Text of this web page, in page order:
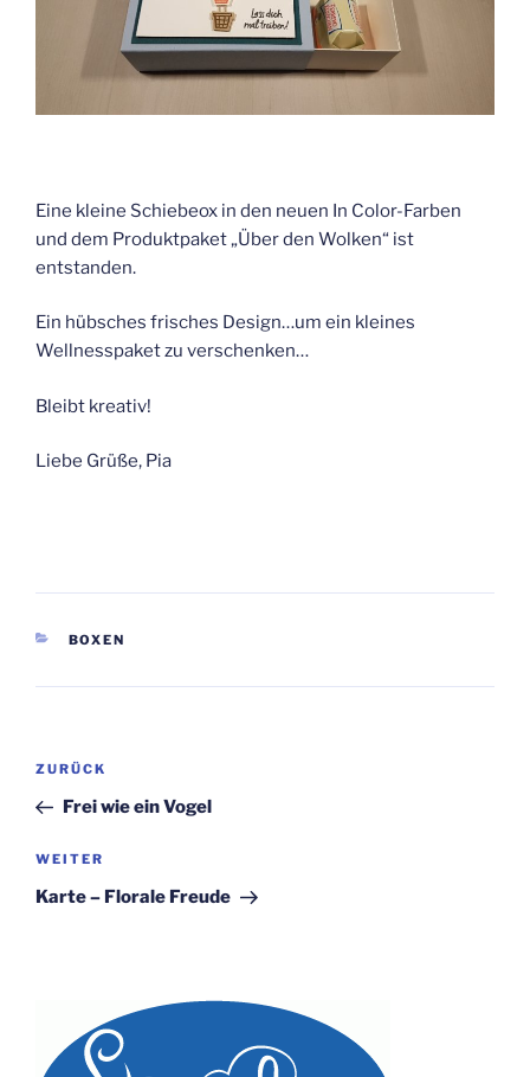
Eine kleine Schiebeox in den neuen In Color-Farben
und dem Produktpaket „Über den Wolken“ ist
entstanden.
Ein hübsches frisches Design…um ein kleines
Wellnesspaket zu verschenken…
Bleibt kreativ!
Liebe Grüße, Pia
KATEGORIEN
BOXEN
Beitragsnavigation
Vorheriger
Beitrag
ZURÜCK
Frei wie ein Vogel
Nächster
Beitrag
WEITER
Karte – Florale Freude